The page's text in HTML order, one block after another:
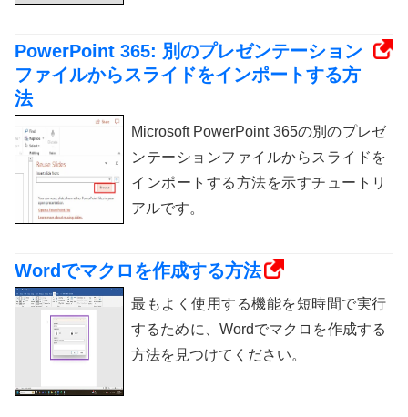
PowerPoint 365: 別のプレゼンテーション
ファイルからスライドをインポートする方
法
Microsoft PowerPoint 365の別のプレゼ
ンテーションファイルからスライドを
インポートする方法を示すチュートリ
アルです。
Wordでマクロを作成する方法
最もよく使用する機能を短時間で実行
するために、Wordでマクロを作成する
方法を見つけてください。